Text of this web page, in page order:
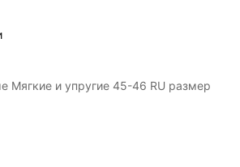
Мягкие и упругие 45-46 RU размер